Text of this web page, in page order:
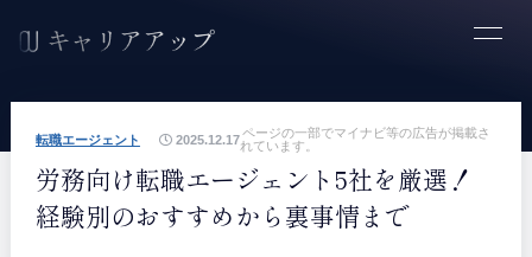
ページの一部でマイナビ等の広告が掲載さ
れています。
転職エージェント 2025.12.17
労務向け転職エージェント5社を厳選！
経験別のおすすめから裏事情まで